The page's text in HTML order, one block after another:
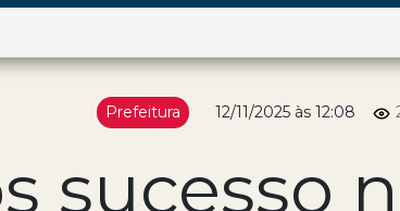
Prefeitura 12/11/2025 às 12:08
sucesso